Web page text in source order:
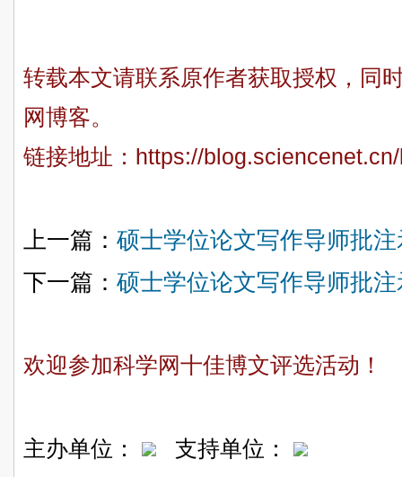
转载本文请联系原作者获取授权，同
网博客。
链接地址： https://
上一篇： 硕士学位论文写作导师批
下一篇： 硕士学位论文写作导师批
欢迎参加科学网十佳博文评选活动！
主办单位： 支持单位：